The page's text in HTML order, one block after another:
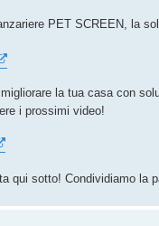
PET SCREEN, la
la tua casa con
i prossimi video!
qui sotto! Condividiamo la